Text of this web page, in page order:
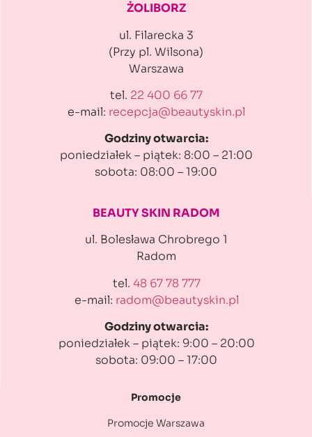
ŻOLIBORZ
ul. Filarecka 3
(Przy pl. Wilsona)
Warszawa
tel. 22 400 66 77
e-mail: recepcja@beautyskin.pl
Godziny otwarcia:
poniedziałek – piątek: 8:00 – 21:00
sobota: 08:00 – 19:00
BEAUTY SKIN RADOM
ul. Bolesława Chrobrego 1
Radom
tel. 48 67 78 777
e-mail: radom@beautyskin.pl
Godziny otwarcia:
poniedziałek – piątek: 9:00 – 20:00
sobota: 09:00 – 17:00
Promocje
Promocje Warszawa